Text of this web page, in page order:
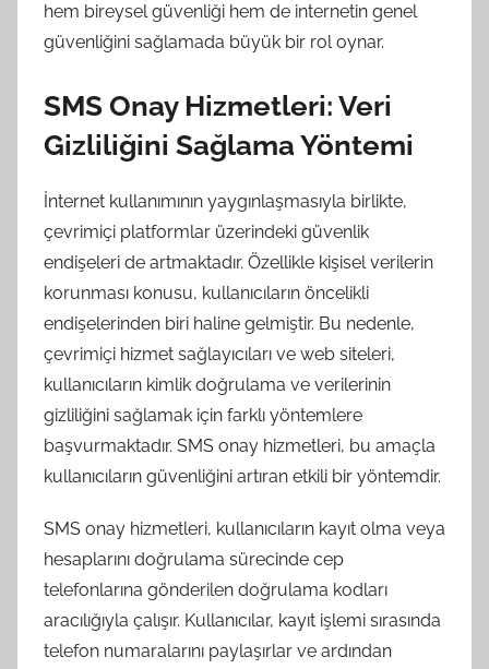
hem bireysel güvenliği hem de internetin genel
güvenliğini sağlamada büyük bir rol oynar.
SMS Onay Hizmetleri: Veri
Gizliliğini Sağlama Yöntemi
İnternet kullanımının yaygınlaşmasıyla birlikte,
çevrimiçi platformlar üzerindeki güvenlik
endişeleri de artmaktadır. Özellikle kişisel verilerin
korunması konusu, kullanıcıların öncelikli
endişelerinden biri haline gelmiştir. Bu nedenle,
çevrimiçi hizmet sağlayıcıları ve web siteleri,
kullanıcıların kimlik doğrulama ve verilerinin
gizliliğini sağlamak için farklı yöntemlere
başvurmaktadır. SMS onay hizmetleri, bu amaçla
kullanıcıların güvenliğini artıran etkili bir yöntemdir.
SMS onay hizmetleri, kullanıcıların kayıt olma veya
hesaplarını doğrulama sürecinde cep
telefonlarına gönderilen doğrulama kodları
aracılığıyla çalışır. Kullanıcılar, kayıt işlemi sırasında
telefon numaralarını paylaşırlar ve ardından